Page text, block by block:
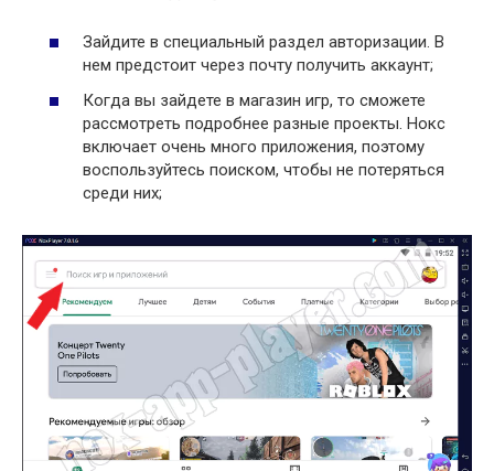
Зайдите в специальный раздел авторизации. В
нем предстоит через почту получить аккаунт;
Когда вы зайдете в магазин игр, то сможете
рассмотреть подробнее разные проекты. Нокс
включает очень много приложения, поэтому
воспользуйтесь поиском, чтобы не потеряться
среди них;